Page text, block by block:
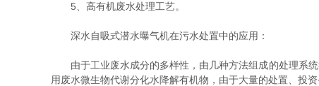
5、高有机废水处理工艺。
深水自吸式潜水曝气机在污水处置中的应用：
由于工业废水成分的多样性，由几种方法组成的处理系统
用废水微生物代谢分化水降解有机物，由于大量的处置、投